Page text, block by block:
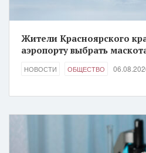
Жители Красноярского
аэропорту выбрать
НОВОСТИ ОБЩЕСТВО